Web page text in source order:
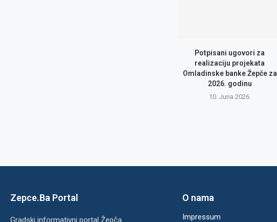
Potpisani ugovori za
realizaciju projekata
Omladinske banke Žepče za
2026. godinu
10. Juna 2026.
Zepce.Ba Portal
Gradski informativni portal Žepča
O nama
Impressum